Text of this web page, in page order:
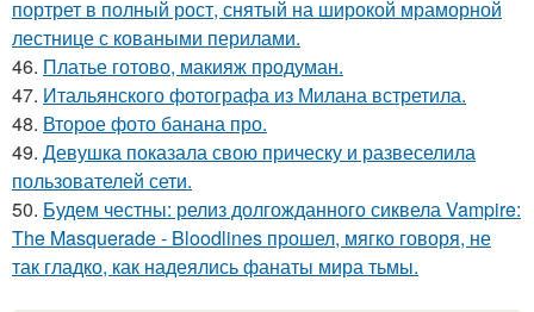
портрет в полный рост, снятый на широкой мраморной
лестнице с коваными перилами.
46. Платье готово, макияж продуман.
47. Итальянского фотографа из Милана встретила.
48. Второе фото банана про.
49. Девушка показала свою прическу и развеселила
пользователей сети.
50. Будем честны: релиз долгожданного сиквела Vampire:
The Masquerade - Bloodlines прошел, мягко говоря, не
так гладко, как надеялись фанаты мира тьмы.